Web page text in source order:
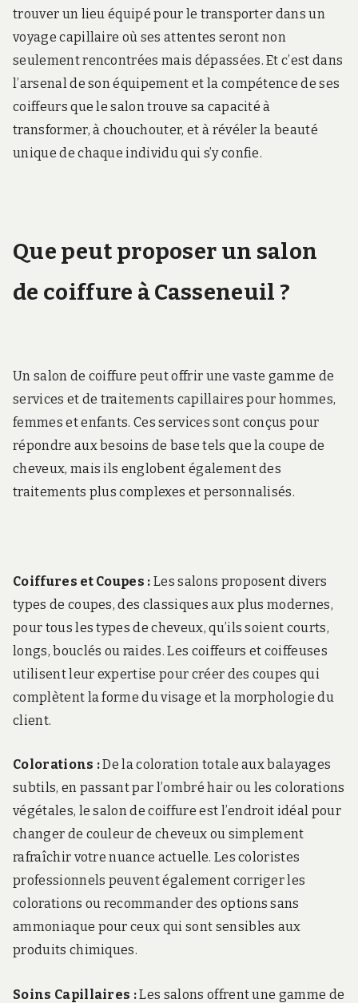
trouver un lieu équipé pour le transporter dans un
voyage capillaire où ses attentes seront non
seulement rencontrées mais dépassées. Et c’est dans
l’arsenal de son équipement et la compétence de ses
coiffeurs que le salon trouve sa capacité à
transformer, à chouchouter, et à révéler la beauté
unique de chaque individu qui s’y confie.
Que peut proposer un salon
de coiffure à Casseneuil ?
Un salon de coiffure peut offrir une vaste gamme de
services et de traitements capillaires pour hommes,
femmes et enfants. Ces services sont conçus pour
répondre aux besoins de base tels que la coupe de
cheveux, mais ils englobent également des
traitements plus complexes et personnalisés.
Coiffures et Coupes : Les salons proposent divers
types de coupes, des classiques aux plus modernes,
pour tous les types de cheveux, qu’ils soient courts,
longs, bouclés ou raides. Les coiffeurs et coiffeuses
utilisent leur expertise pour créer des coupes qui
complètent la forme du visage et la morphologie du
client.
Colorations :De la coloration totale aux balayages
subtils, en passant par l’ombré hair ou les colorations
végétales, le salon de coiffure est l’endroit idéal pour
changer de couleur de cheveux ou simplement
rafraîchir votre nuance actuelle. Les coloristes
professionnels peuvent également corriger les
colorations ou recommander des options sans
ammoniaque pour ceux qui sont sensibles aux
produits chimiques.
Soins Capillaires :Les salons offrent une gamme de